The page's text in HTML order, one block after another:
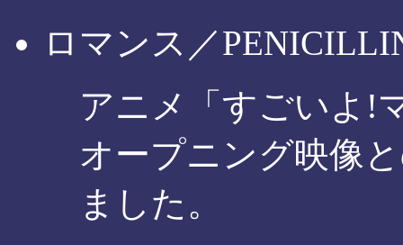
ロマンス／
アニメ「すごいよ!
オープニング映像
ました。